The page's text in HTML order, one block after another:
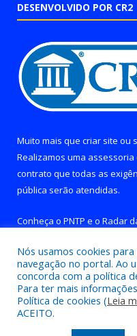
DESENVOLVIDO POR CR2
Muito mais que criar site ou
Realizamos uma assessoria
contrato que todas as
pública serão atendidas.
Conheça o PNTP e o Radar
Todos os direitos
Nós usamos cookies
navegação no portal. Ao
concorda com a política
Para ter mais
Política de cookies (Leia
ACEITO.